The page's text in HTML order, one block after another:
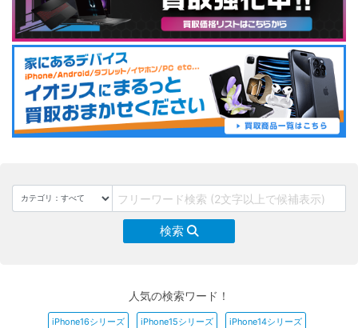
検索
人気の検索ワード！
iPhone16シリーズ iPhone15シリーズ
iPhone14シリーズ